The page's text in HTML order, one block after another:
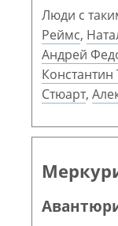
Люди с
Реймс,
Андрей
Константин
Стюарт,